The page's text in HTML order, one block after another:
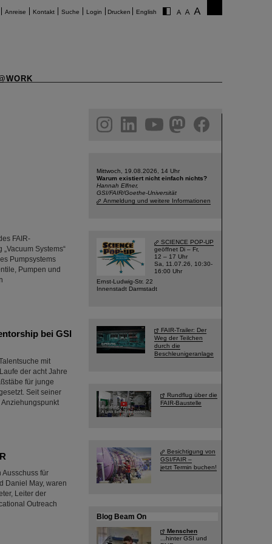
Anreise Kontakt Suche Login Drucken English
FAIR-
Systems“
Pumpsystems
Pumpen und
bei GSI
mit
der acht Jahre
für junge
Seit seiner
für
Daniel May, waren
Leiter der
Outreach
facebook
Mittwoch, 19.08.2026, 14 Uhr
Warum existiert nicht einfach nichts?
Hannah Elfner,
GSI/FAIR/Goethe-Universität
Anmeldung und weitere Informationen
SCIENCE POP-UP
geöffnet Di – Fr,
12 – 17 Uhr
Sa, 11.07.26, 10:30-
16:00 Uhr
Ernst-Ludwig-Str. 22
Innenstadt Darmstadt
FAIR-Trailer: Der
Weg der Teilchen
durch die
Beschleunigeranlage
Rundflug über die
FAIR-Baustelle
Besichtigung von
GSI/FAIR –
jetzt Termin buchen!
Blog Beam On
Menschen
...hinter GSI und